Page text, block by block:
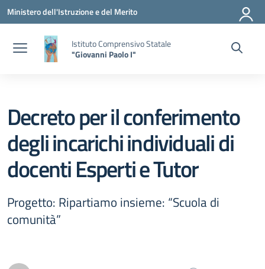
Vai ai contenuti
Vai al menu di navigazione
Vai al footer
Ministero dell'Istruzione e del Merito
Istituto Comprensivo Statale
"Giovanni Paolo I"
Decreto per il conferimento
degli incarichi individuali di
docenti Esperti e Tutor
Progetto: Ripartiamo insieme: “Scuola di
comunità”